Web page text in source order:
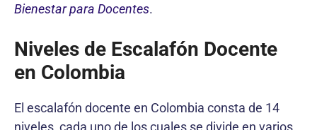
Bienestar para Docentes.
Niveles de Escalafón Docente
en Colombia
El escalafón docente en Colombia consta de 14
niveles, cada uno de los cuales se divide en varios